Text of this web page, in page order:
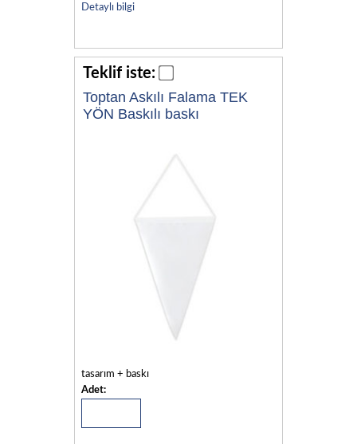
Detaylı bilgi
Teklif iste:
Toptan Askılı Falama TEK
YÖN Baskılı baskı
tasarım + baskı
Adet: